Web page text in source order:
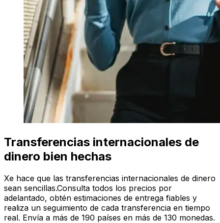
Transferencias internacionales de
dinero bien hechas
Xe hace que las transferencias internacionales de dinero
sean sencillas.Consulta todos los precios por
adelantado, obtén estimaciones de entrega fiables y
realiza un seguimiento de cada transferencia en tiempo
real. Envía a más de 190 países en más de 130 monedas.